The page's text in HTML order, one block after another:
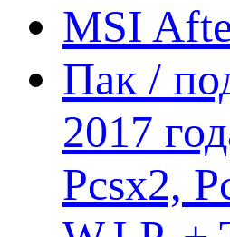
MSI
Пак /
2017
Pcsx2,